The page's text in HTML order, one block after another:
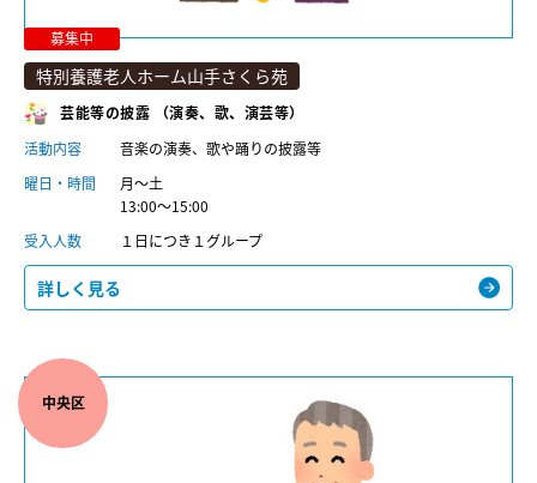
募集中
特別養護老人ホーム山手さくら苑
芸能等の披露 （演奏、歌、演芸等）
活動内容
音楽の演奏、歌や踊りの披露等
曜日・時間
月～土
13:00～15:00
受入人数
１日につき１グループ
詳しく見る
中央区